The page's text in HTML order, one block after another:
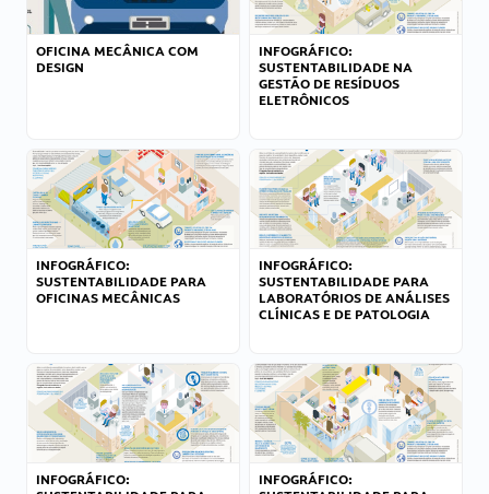
OFICINA MECÂNICA COM
DESIGN
INFOGRÁFICO:
SUSTENTABILIDADE NA
GESTÃO DE RESÍDUOS
ELETRÔNICOS
INFOGRÁFICO:
SUSTENTABILIDADE PARA
OFICINAS MECÂNICAS
INFOGRÁFICO:
SUSTENTABILIDADE PARA
LABORATÓRIOS DE ANÁLISES
CLÍNICAS E DE PATOLOGIA
INFOGRÁFICO:
INFOGRÁFICO: